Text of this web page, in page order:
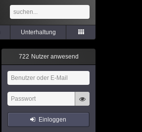
Unterhaltung
722 Nutzer anwesend
Einloggen